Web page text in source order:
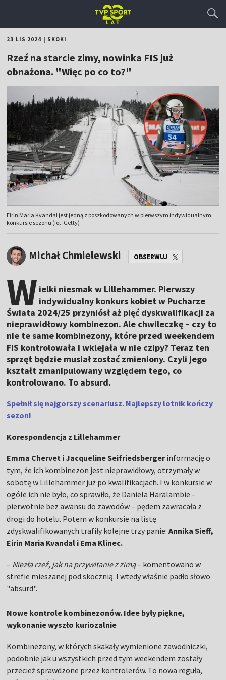
23 LIS 2024 SKOKI
Rzeź na starcie zimy, nowinka FIS już
obnażona. "Więc po co to?"
Eirin Maria Kvandal jest jedną z poszkodowanych w pierwszym indywidualnym
konkursie sezonu (fot. Getty)
Michał Chmielewski OBSERWUJ
W ielki niesmak w Lillehammer. Pierwszy
indywidualny konkurs kobiet w Pucharze
Świata 2024/25 przyniósł aż pięć dyskwalifikacji za
nieprawidłowy kombinezon. Ale chwileczkę – czy to
nie te same kombinezony, które przed weekendem
FIS kontrolowała i wklejała w nie czipy? Teraz ten
sprzęt będzie musiał zostać zmieniony. Czyli jego
kształt zmanipulowany względem tego, co
kontrolowano. To absurd.
Spełnił się najgorszy scenariusz. Najlepszy lotnik kończy
sezon!
Korespondencja z Lillehammer
Emma Chervet i Jacqueline Seifriedsbergerinformację o
tym, że ich kombinezon jest nieprawidłowy, otrzymały w
sobotę w Lillehammer już po kwalifikacjach. I w konkursie w
ogóle ich nie było, co sprawiło, że Daniela Haralambie –
pierwotnie bez awansu do zawodów – pędem zawracała z
drogi do hotelu. Potem w konkursie na listę
zdyskwalifikowanych trafiły kolejne trzy panie:Annika Sieff,
Eirin Maria Kvandal i Ema Klinec.
– Niezła rzeź, jak na przywitanie z zimą– komentowano w
strefie mieszanej pod skocznią. I wtedy właśnie padło słowo
"absurd".
Nowe kontrole kombinezonów. Idee były piękne,
wykonanie wyszło kuriozalnie
Kombinezony, w których skakały wymienione zawodniczki,
podobnie jak u wszystkich przed tym weekendem zostały
przecież sprawdzone przez kontrolerów. To nowa reguła,